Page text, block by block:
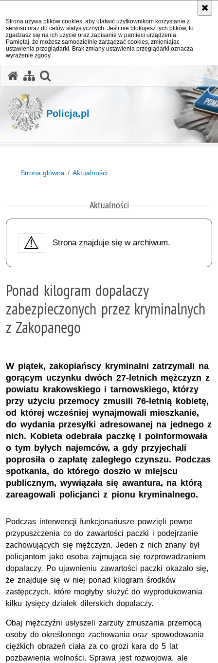
Strona używa plików cookies, aby ułatwić użytkownikom korzystanie z
serwisu oraz do celów statystycznych. Jeśli nie blokujesz tych plików, to
zgadzasz się na ich użycie oraz zapisanie w pamięci urządzenia.
Pamiętaj, że możesz samodzielnie zarządzać cookies, zmieniając
ustawienia przeglądarki. Brak zmiany ustawienia przeglądarki oznacza
wyrażenie zgody.
Policja.pl
Strona główna Aktualności
Aktualności
Strona znajduje się w archiwum.
Ponad kilogram dopalaczy
zabezpieczonych przez kryminalnych
z Zakopanego
W piątek, zakopiańscy kryminalni zatrzymali na
gorącym uczynku dwóch 27-letnich mężczyzn z
powiatu krakowskiego i tarnowskiego, którzy
przy użyciu przemocy zmusili 76-letnią kobietę,
od której wcześniej wynajmowali mieszkanie,
do wydania przesyłki adresowanej na jednego z
nich. Kobieta odebrała paczkę i poinformowała
o tym byłych najemców, a gdy przyjechali
poprosiła o zapłatę zaległego czynszu. Podczas
spotkania, do którego doszło w miejscu
publicznym, wywiązała się awantura, na którą
zareagowali policjanci z pionu kryminalnego.
Podczas interwencji funkcjonariusze powzięli pewne
przypuszczenia co do zawartości paczki i podejrzanie
zachowujących się mężczyzn. Jeden z nich znany był
policjantom jako osoba zajmująca się rozprowadzaniem
dopalaczy. Po ujawnieniu zawartości paczki okazało się,
że znajduje się w niej ponad kilogram środków
zastępczych, które mogłyby służyć do wyprodukowania
kilku tysięcy działek dilerskich dopalaczy.
Obaj mężczyźni usłyszeli zarzuty zmuszania przemocą
osoby do określonego zachowania oraz spowodowania
ciężkich obrażeń ciała za co grozi kara do 5 lat
pozbawienia wolności. Sprawa jest rozwojowa, ale